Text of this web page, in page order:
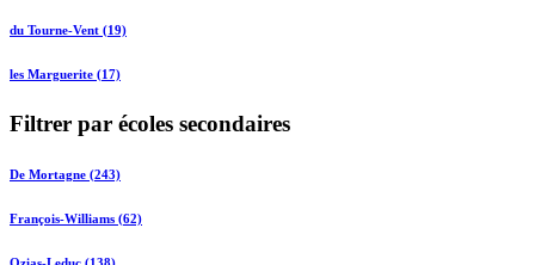
du Tourne-Vent (19)
les Marguerite (17)
Filtrer par écoles secondaires
De Mortagne (243)
François-Williams (62)
Ozias-Leduc (138)